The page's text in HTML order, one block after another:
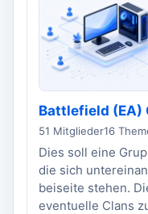
Battlefield (EA)
51 Mitglieder16
Dies soll eine
die sich
beiseite stehen.
eventuelle Clans